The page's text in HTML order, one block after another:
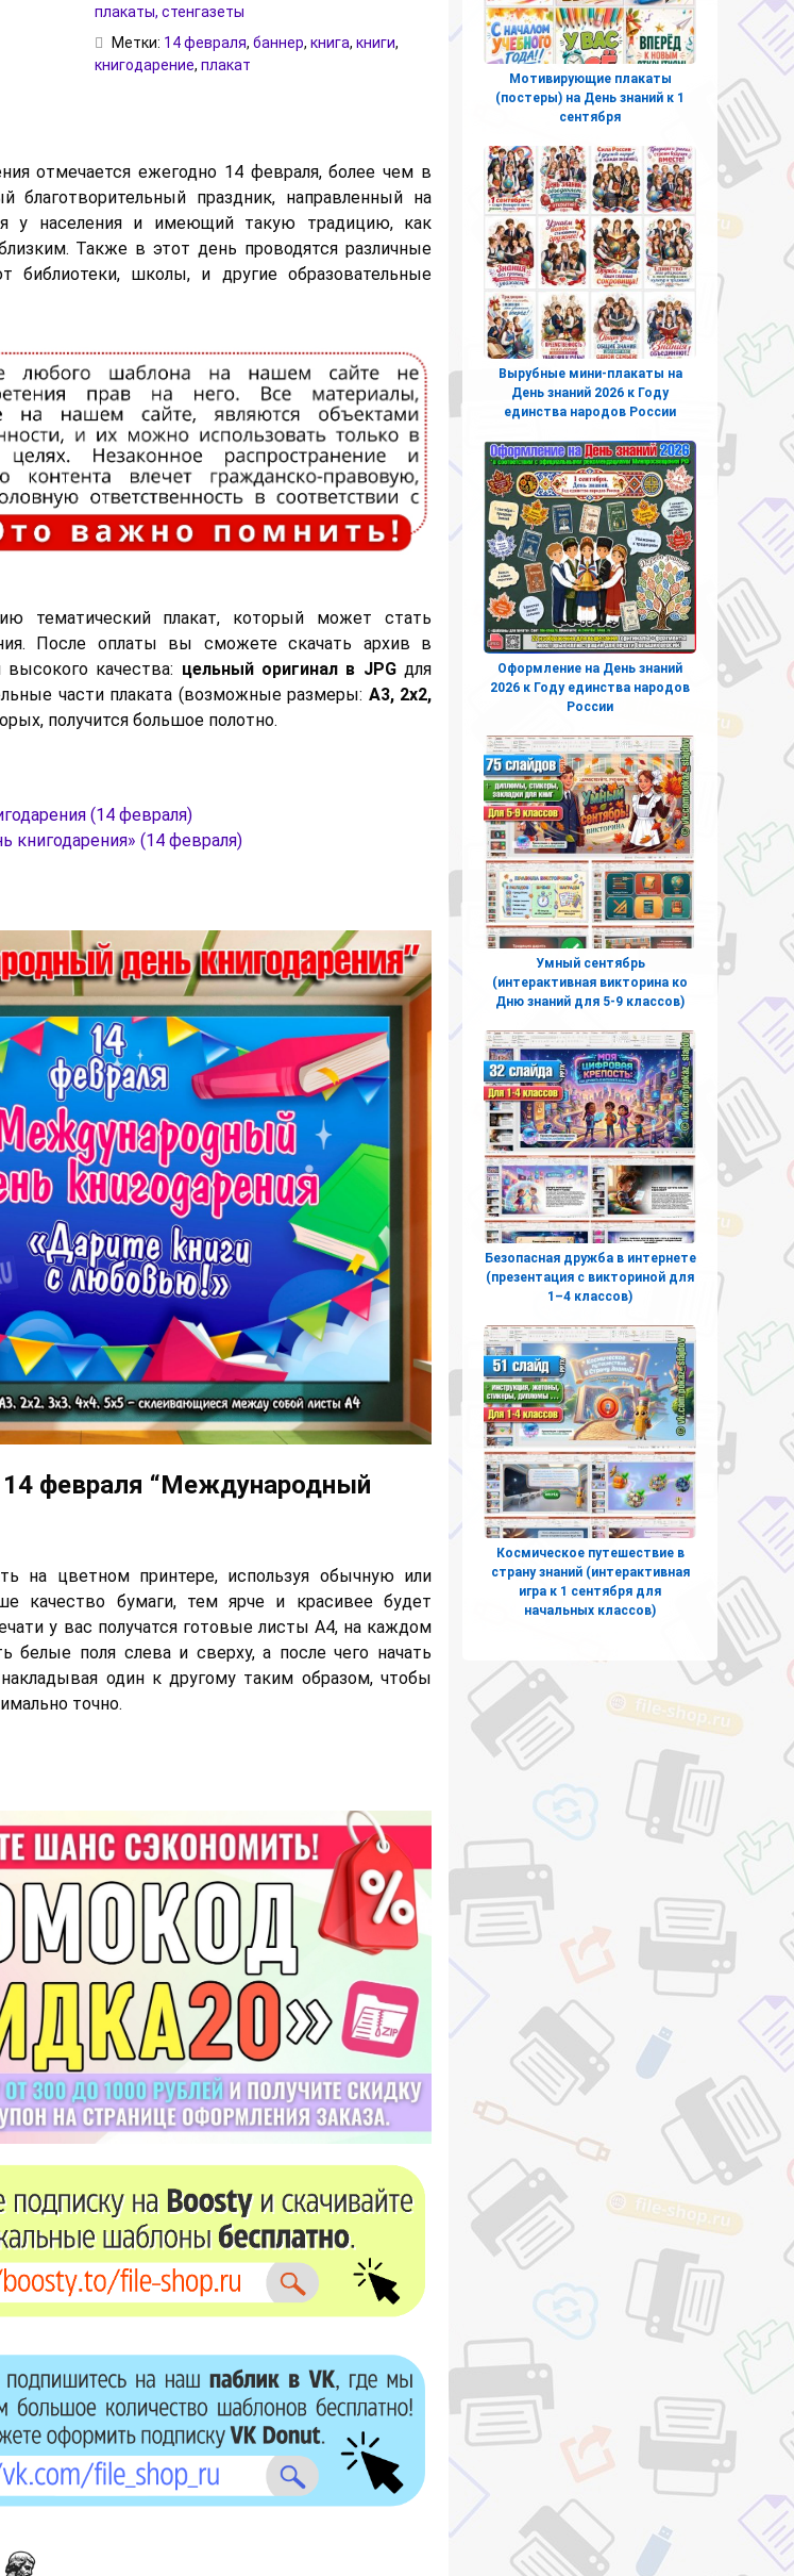
плакаты, стенгазеты
Метки: 14 февраля, баннер, книга, книги,
книгодарение, плакат
отмечается ежегодно 14 февраля, более чем в
благотворительный праздник, направленный на
у населения и имеющий такую традицию, как
Также в этот день проводятся различные
библиотеки, школы, и другие образовательные
тематический плакат, который может стать
После оплаты вы сможете скачать архив в
качества: цельный оригинал в JPGдля
части плаката (возможные размеры: А3, 2х2,
получится большое полотно.
(14 февраля)
книгодарения» (14 февраля)
14 февраля “Международный
на цветном принтере, используя обычную или
качество бумаги, тем ярче и красивее будет
у вас получатся готовые листы А4, на каждом
белые поля слева и сверху, а после чего начать
один к другому таким образом, чтобы
точно.
Мотивирующие плакаты
(постеры) на День знаний к 1
сентября
Вырубные мини-плакаты на
День знаний 2026 к Году
единства народов России
Оформление на День знаний
2026 к Году единства народов
России
Умный сентябрь
(интерактивная викторина ко
Дню знаний для 5-9 классов)
Безопасная дружба в интернете
(презентация с викториной для
1–4 классов)
Космическое путешествие в
страну знаний (интерактивная
игра к 1 сентября для
начальных классов)